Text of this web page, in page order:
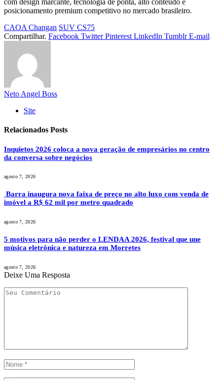
com design marcante, tecnologia de ponta, alto conteúdo e
posicionamento premium competitivo no mercado brasileiro.
CAOA Changan SUV CS75
Compartilhar. Facebook Twitter Pinterest LinkedIn Tumblr E-mail
Neto Angel Boss
Site
Relacionados Posts
Inquietos 2026 coloca a nova geração de empresários no centro
da conversa sobre negócios
agosto 7, 2026
Barra inaugura nova faixa de preço no alto luxo com venda de
imóvel a R$ 62 mil por metro quadrado
agosto 7, 2026
5 motivos para não perder o LENDAA 2026, festival que une
música eletrônica e natureza em Morretes
agosto 7, 2026
Deixe Uma Resposta